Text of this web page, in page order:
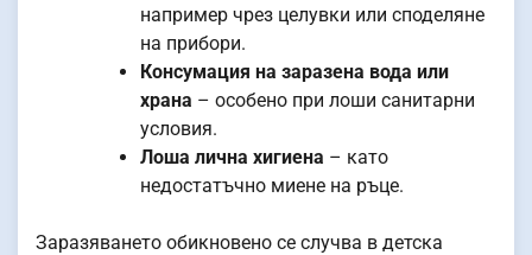
например чрез целувки или споделяне
на прибори.
Консумация на заразена вода или
храна – особено при лоши санитарни
условия.
Лоша лична хигиена – като
недостатъчно миене на ръце.
Заразяването обикновено се случва в детска